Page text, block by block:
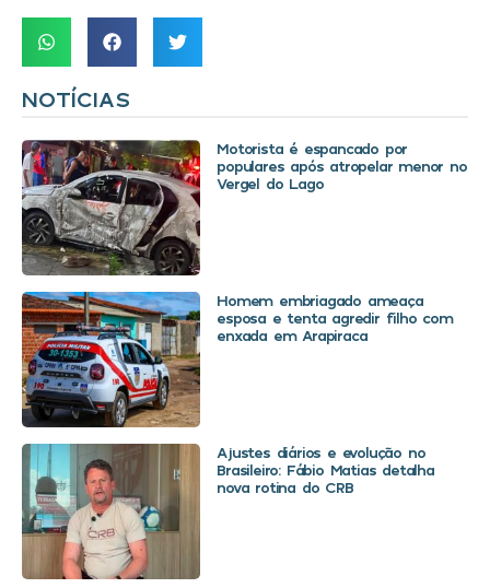
NOTÍCIAS
Motorista é espancado por
populares após atropelar menor no
Vergel do Lago
Homem embriagado ameaça
esposa e tenta agredir filho com
enxada em Arapiraca
Ajustes diários e evolução no
Brasileiro: Fábio Matias detalha
nova rotina do CRB